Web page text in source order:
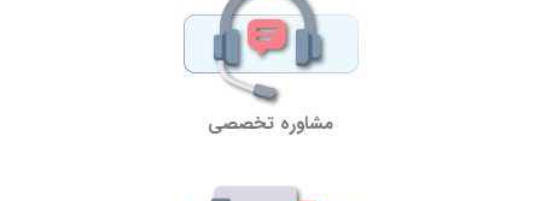
مشاوره تخصصی